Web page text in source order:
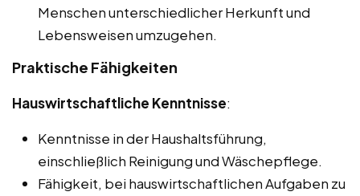
Menschen unterschiedlicher Herkunft und
Lebensweisen umzugehen.
Praktische Fähigkeiten
Hauswirtschaftliche Kenntnisse:
Kenntnisse in der Haushaltsführung,
einschließlich Reinigung und Wäschepflege.
Fähigkeit, bei hauswirtschaftlichen Aufgaben zu